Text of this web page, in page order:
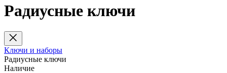
Радиусные ключи
Ключи и наборы
Радиусные ключи
Наличие